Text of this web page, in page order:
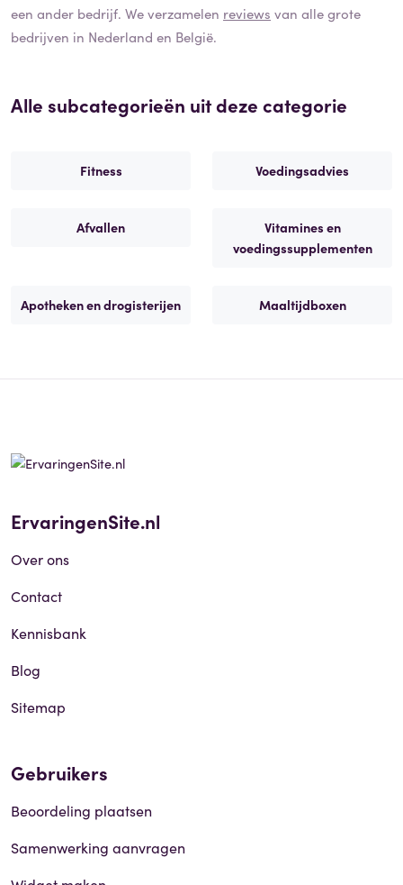
een ander bedrijf. We verzamelen reviews van alle grote
bedrijven in Nederland en België.
Alle subcategorieën uit deze categorie
Fitness Voedingsadvies
Afvallen
Vitamines en
voedingssupplementen
Apotheken en drogisterijen Maaltijdboxen
ErvaringenSite.nl
Over ons
Contact
Kennisbank
Blog
Sitemap
Gebruikers
Beoordeling plaatsen
Samenwerking aanvragen